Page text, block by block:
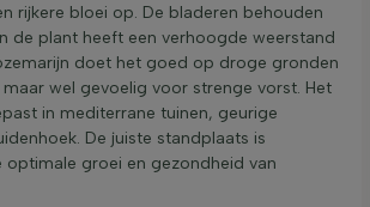
rijkere bloei op. De bladeren behouden
de plant heeft een verhoogde weerstand
doet het goed op droge gronden
wel gevoelig voor strenge vorst. Het
in mediterrane tuinen, geurige
De juiste standplaats is
optimale groei en gezondheid van